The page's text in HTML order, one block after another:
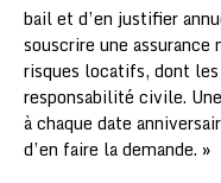
bail et d’en justifier
souscrire une
risques locatifs, dont
responsabilité civile.
à chaque date
d’en faire la demande. »